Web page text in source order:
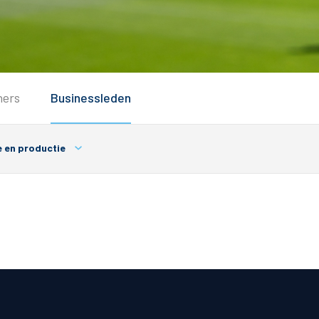
Service
Inloggen
Businessleden
en productie